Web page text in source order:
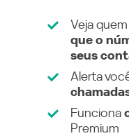
Veja
que o
seus
Alerta
Funciona
Premium